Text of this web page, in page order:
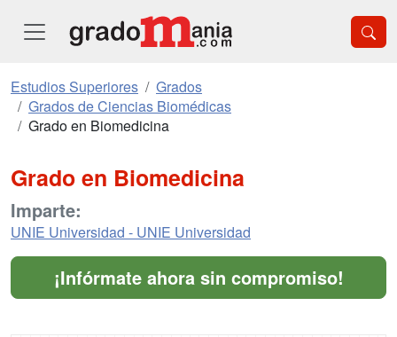
Estudios Superiores
Grados
Grados de Ciencias Biomédicas
Grado en Biomedicina
Grado en Biomedicina
Imparte:
UNIE Universidad - UNIE Universidad
¡Infórmate ahora sin compromiso!